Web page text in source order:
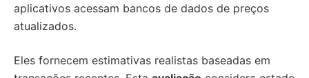
aplicativos acessam bancos de dados de preços
atualizados.
Eles fornecem estimativas realistas baseadas em